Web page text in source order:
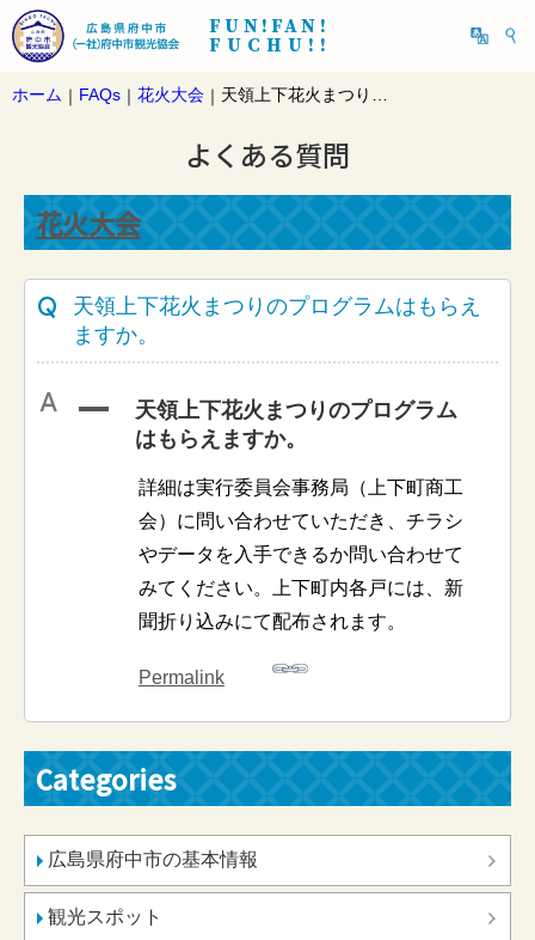
FUN!FAN!
FUCHU!!
ホーム ｜ FAQs ｜ 花火大会 ｜ 天領上下花火まつりのプログラムはもらえますか。
よくある質問
花火大会
天領上下花火まつりのプログラムはもらえ
ますか。
A
天領上下花火まつりのプログラム
はもらえますか。
詳細は実行委員会事務局（上下町商工
会）に問い合わせていただき、チラシ
やデータを入手できるか問い合わせて
みてください。上下町内各戸には、新
聞折り込みにて配布されます。
Permalink
Categories
広島県府中市の基本情報
観光スポット